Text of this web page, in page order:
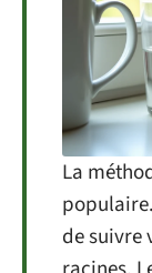
La
de suivre